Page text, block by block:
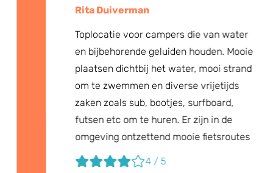
Rita Duiverman
Toplocatie voor campers die van water
en bijbehorende geluiden houden. Mooie
plaatsen dichtbij het water, mooi strand
om te zwemmen en diverse vrijetijds
zaken zoals sub, bootjes, surfboard,
futsen etc om te huren. Er zijn in de
omgeving ontzettend mooie fietsroutes
4 / 5